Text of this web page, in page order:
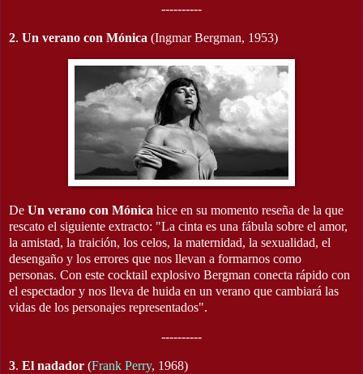
----------
2. Un verano con Mónica (Ingmar Bergman, 1953)
De Un verano con Mónica hice en su momento reseña de la que
rescato el siguiente extracto: "La cinta es una fábula sobre el amor,
la amistad, la traición, los celos, la maternidad, la sexualidad, el
desengaño y los errores que nos llevan a formarnos como
personas. Con este cocktail explosivo Bergman conecta rápido con
el espectador y nos lleva de huida en un verano que cambiará las
vidas de los personajes representados".
----------
3. El nadador (Frank Perry, 1968)